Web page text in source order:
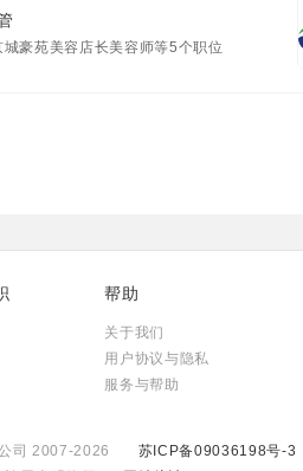
城豪苑美容店长美容师等5个职位
帮助
关于我们
用户协议与隐私
服务与帮助
司 2007-2026 苏ICP备09036198号-3